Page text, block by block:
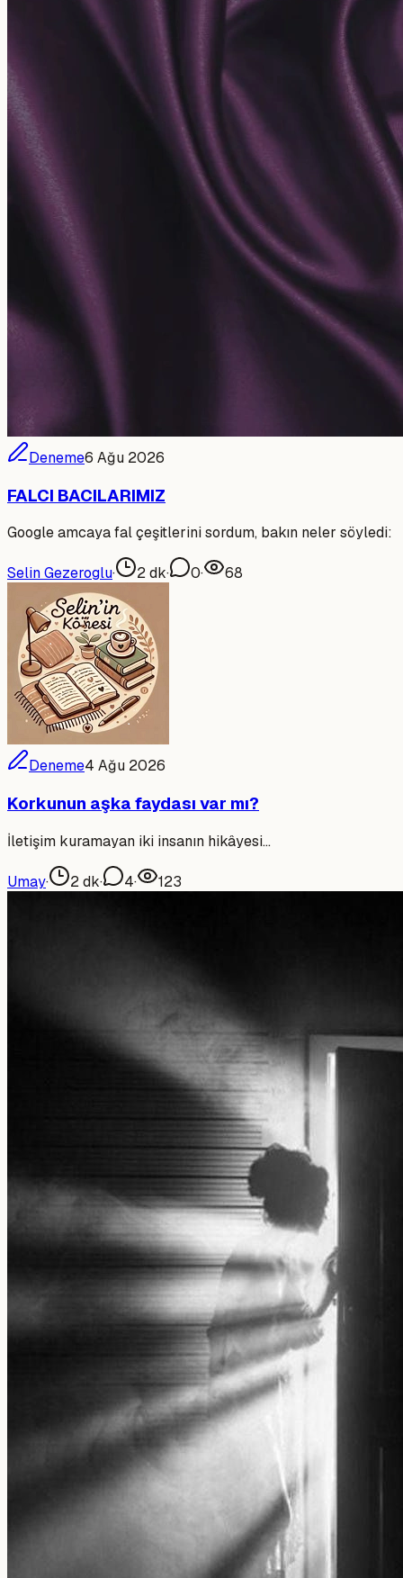
Deneme6 Ağu 2026
FALCI BACILARIMIZ
Google amcaya fal çeşitlerini sordum, bakın neler söyledi:
Selin Gezeroglu· 2dk· 0· 68
Deneme4 Ağu 2026
Korkunun aşka faydası var mı?
İletişim kuramayan iki insanın hikâyesi…
Umay· 2dk· 4· 123